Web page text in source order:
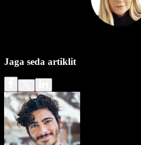
Jaga seda artiklit